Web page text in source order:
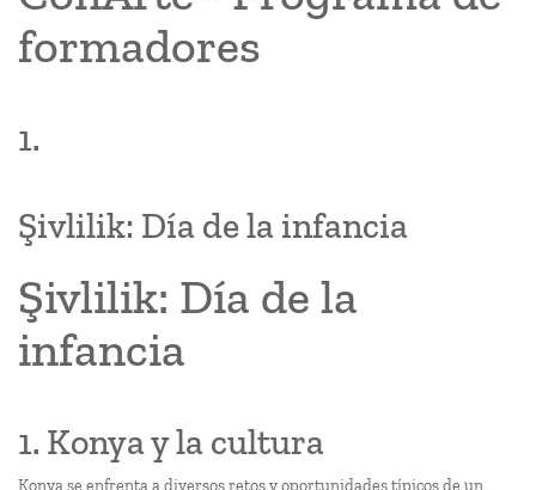
formadores
1.
Şivlilik: Día de la infancia
Şivlilik: Día de la
infancia
1. Konya y la cultura
Konya se enfrenta a diversos retos y oportunidades típicos de un